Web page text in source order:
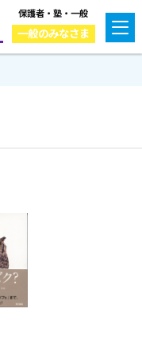
保護者・塾・一般
一般のみなさま